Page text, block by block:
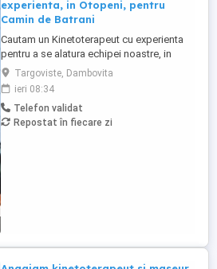
experienta, in Otopeni, pentru
Camin de Batrani
Cautam un Kinetoterapeut cu experienta
pentru a se alatura echipei noastre, in
cadrul Centrului de Asistenta Medicala,
Recuperare si Ingrijire Persoane Varstnice
din OTOPENI. Candidatul ideal va fi o
persoana dedicata, cu pasiune pentru
recuperarea medicala si o capacitate
Targoviste, Dambovita
ieri 08:34
Telefon validat
Repostat în fiecare zi